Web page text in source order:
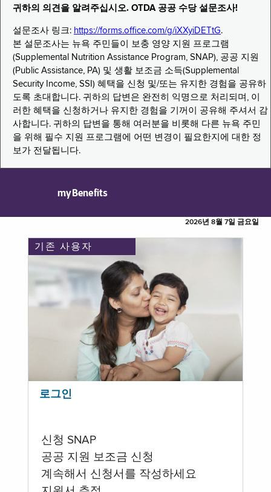
귀하의 의견을 알려주십시오. OTDA 공공 수당 설문조사!
설문조사 링크: https://forms.office.com/g/iXXyiDETtG.
본 설문조사는 뉴욕 주민들이 보충 영양 지원 프로그램
(Supplemental Nutrition Assistance Program, SNAP), 공공 지원
(Public Assistance, PA) 및 생활 보조금 소득(Supplemental
Security Income, SSI) 혜택을 신청 및/또는 유지한 경험을 공유하
도록 초대합니다. 귀하의 답변은 완전히 익명으로 처리되며, 이
러한 혜택을 신청하거나 유지한 경험을 기꺼이 공유해 주셔서 감
사합니다. 귀하의 답변을 통해 여러분을 비롯해 다른 뉴욕 주민
을 위해 필수 지원 프로그램에 어떤 변경이 필요한지에 대한 정
보가 전달됩니다.
myBenefits
2026년 8월 7일 금요일
기존 사용자
로그인
신청 SNAP
공공 지원 보조금 신청
계속해서 신청서를 작성하세요